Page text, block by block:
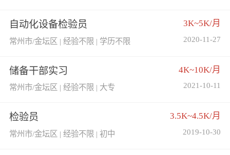
自动化设备检验员 3K~5K/月
常州市/金坛区 | 经验不限 | 学历不限 2020-11-27
储备干部实习 4K~10K/月
常州市/金坛区 | 经验不限 | 大专 2021-10-11
检验员 3.5K~4.5K/月
常州市/金坛区 | 经验不限 | 初中 2019-10-30